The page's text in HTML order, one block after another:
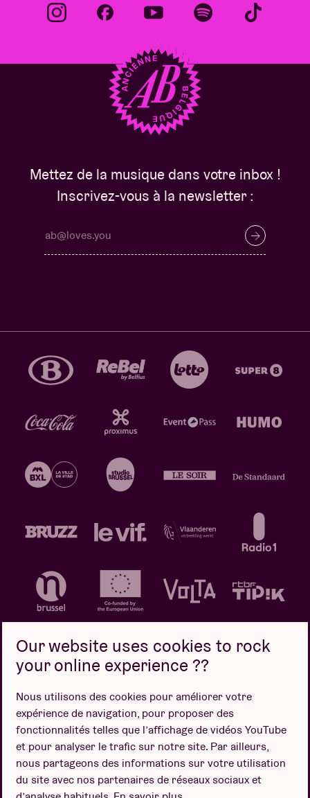
Mettez de la musique dans votre inbox !
Inscrivez-vous à la newsletter :
Politique de confidentialité
Politique de cookies
Conditions de vente
Design par
Our website uses cookies to rock
your online experience ??
Nous utilisons des cookies pour améliorer votre
expérience de navigation, pour proposer des
fonctionnalités telles que l’affichage de vidéos YouTube
et pour analyser le trafic sur notre site. Par ailleurs,
nous partageons des informations sur votre utilisation
du site avec nos partenaires de réseaux sociaux et